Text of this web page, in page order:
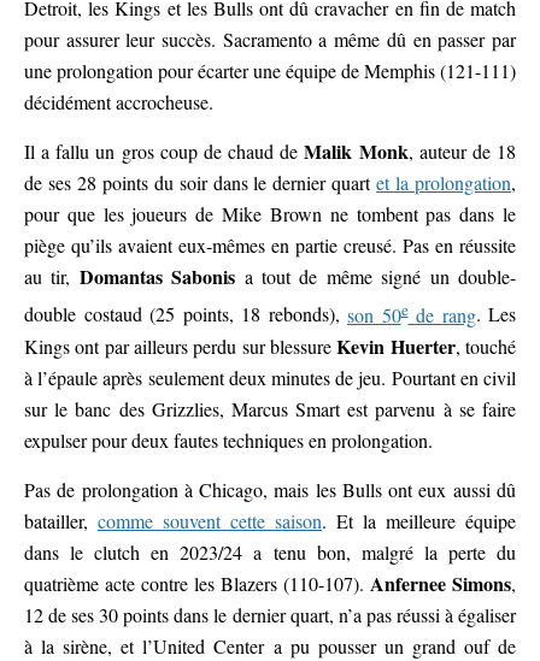
Detroit, les Kings et les Bulls ont dû cravacher en fin de match
pour assurer leur succès. Sacramento a même dû en passer par
une prolongation pour écarter une équipe de Memphis (121-111)
décidément accrocheuse.
Il a fallu un gros coup de chaud deMalik Monk, auteur de 18
de ses 28 points du soir dans le dernier quartet la prolongation,
pour que les joueurs de Mike Brown ne tombent pas dans le
piège qu’ils avaient eux-mêmes en partie creusé. Pas en réussite
au tir, Domantas Sabonis a tout de même signé un double-
double costaud (25 points, 18 rebonds), son 50ede rang. Les
Kings ont par ailleurs perdu sur blessureKevin Huerter, touché
à l’épaule après seulement deux minutes de jeu. Pourtant en civil
sur le banc des Grizzlies, Marcus Smart est parvenu à se faire
expulser pour deux fautes techniques en prolongation.
Pas de prolongation à Chicago, mais les Bulls ont eux aussi dû
batailler, comme souvent cette saison. Et la meilleure équipe
dans le clutch en 2023/24 a tenu bon, malgré la perte du
quatrième acte contre les Blazers (110-107). Anfernee Simons,
12 de ses 30 points dans le dernier quart, n’a pas réussi à égaliser
à la sirène, et l’United Center a pu pousser un grand ouf de